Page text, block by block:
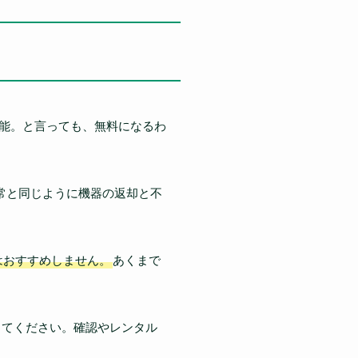
。と言っても、無料になるわ
と同じように機器の返却と不
すすめしません。あくまで
ください。確認やレンタル